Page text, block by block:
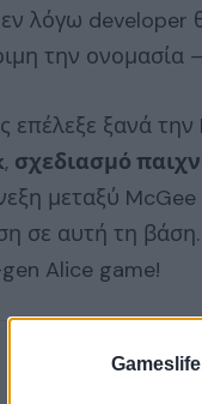
λόγω developer
την ονομασία –
επέλεξε ξανά
, σχεδιασμό
μεταξύ
σε αυτή τη
Alice game!